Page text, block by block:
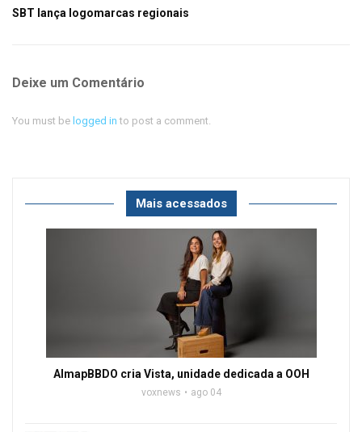
SBT lança logomarcas regionais
Deixe um Comentário
You must be logged in to post a comment.
Mais acessados
AlmapBBDO cria Vista, unidade dedicada a OOH
voxnews ago 04